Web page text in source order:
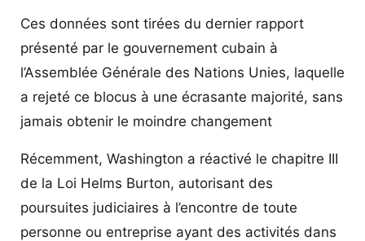
Ces données sont tirées du dernier rapport
présenté par le gouvernement cubain à
l’Assemblée Générale des Nations Unies, laquelle
a rejeté ce blocus à une écrasante majorité, sans
jamais obtenir le moindre changement
Récemment, Washington a réactivé le chapitre III
de la Loi Helms Burton, autorisant des
poursuites judiciaires à l’encontre de toute
personne ou entreprise ayant des activités dans